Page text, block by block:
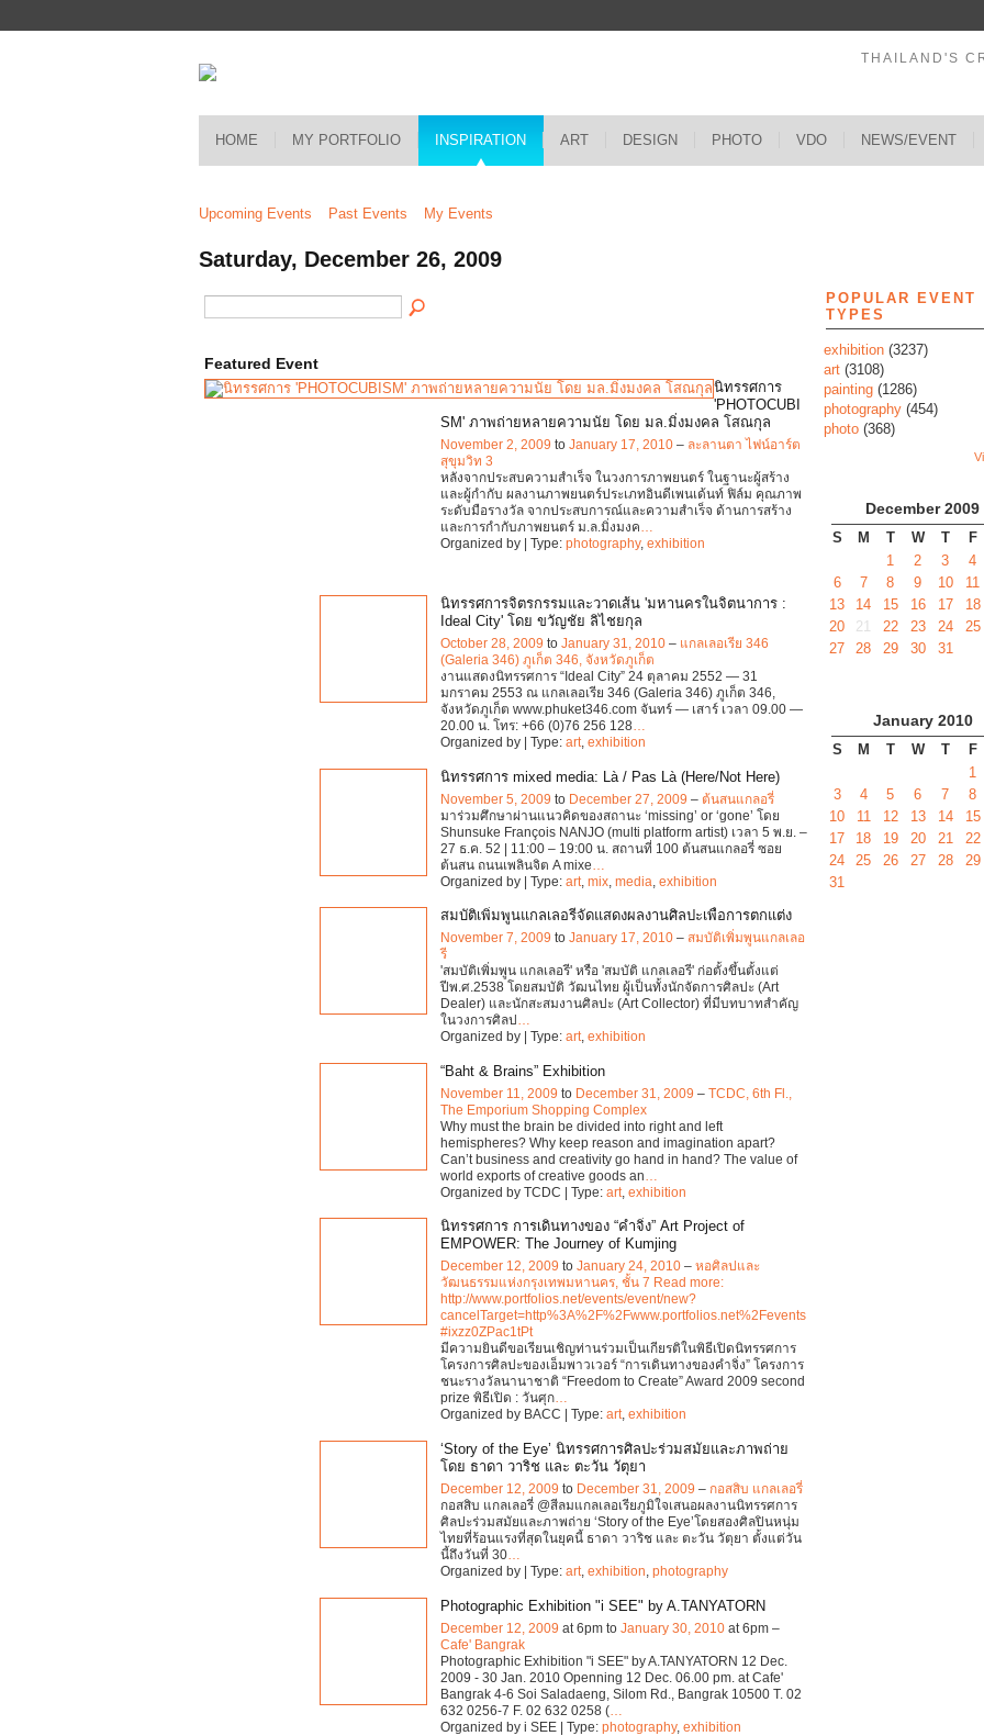
THAILAND'S
HOME MY PORTFOLIO INSPIRATION ART DESIGN PHOTO VDO NEWS/EVENT
Upcoming Events Past Events My Events
Saturday, December 26, 2009
Featured Event
นิทรรศการ
'PHOTOCUBI
SM' ภาพถ่ายหลายความนัย โดย มล.มิ่งมงคล โสณกุล
November 2, 2009 to January 17, 2010 – ละลานตา ไฟน์อาร์ต
สุขุมวิท 3
หลังจากประสบความสำเร็จ ในวงการภาพยนตร์ ในฐานะผู้สร้าง
และผู้กำกับ ผลงานภาพยนตร์ประเภทอินดีเพนเด้นท์ ฟิล์ม คุณภาพ
ระดับมือรางวัล จากประสบการณ์และความสำเร็จ ด้านการสร้าง
และการกำกับภาพยนตร์ ม.ล.มิ่งมงค
Organized by | Type: photography, exhibition
นิทรรศการจิตรกรรมและวาดเส้น 'มหานครในจิตนาการ :
Ideal City' โดย ขวัญชัย ลิไชยกุล
October 28, 2009 to January 31, 2010 – แกลเลอเรีย 346
(Galeria 346) ภูเก็ต 346, จังหวัดภูเก็ต
งานแสดงนิทรรศการ “Ideal City” 24 ตุลาคม 2552 — 31
มกราคม 2553 ณ แกลเลอเรีย 346 (Galeria 346) ภูเก็ต 346,
จังหวัดภูเก็ต www.phuket346.com จันทร์ — เสาร์ เวลา 09.00 —
20.00 น. โทร: +66 (0)76 256 128…
Organized by | Type: art, exhibition
นิทรรศการ mixed media: Là / Pas Là (Here/Not Here)
November 5, 2009 to December 27, 2009 – ต้นสนแกลอรี่
มาร่วมศึกษาผ่านแนวคิดของสถานะ ‘missing’ or ‘gone’ โดย
Shunsuke François NANJO (multi platform artist) เวลา 5 พ.ย. –
27 ธ.ค. 52 | 11:00 – 19:00 น. สถานที่ 100 ต้นสนแกลอรี่ ซอย
ต้นสน ถนนเพลินจิต A mixe
Organized by | Type: art mix media exhibition
สมบัติเพิ่มพูนแกลเลอรีจัดแสดงผลงานศิลปะเพื่อการตกแต่ง
November 7, 2009 to January 17, 2010 – สมบัติเพิ่มพูนแกลเลอ
รี
'สมบัติเพิ่มพูน แกลเลอรี' หรือ 'สมบัติ แกลเลอรี' ก่อตั้งขึ้นตั้งแต่
ปีพ.ศ.2538 โดยสมบัติ วัฒนไทย ผู้เป็นทั้งนักจัดการศิลปะ (Art
Dealer) และนักสะสมงานศิลปะ (Art Collector) ที่มีบทบาทสำคัญ
ในวงการศิลป …
Organized by | Type: art, exhibition
“Baht & Brains” Exhibition
November 11, 2009 to December 31, 2009 – TCDC, 6th Fl.,
The Emporium Shopping Complex
Why must the brain be divided into right and left
hemispheres? Why keep reason and imagination apart?
Can’t business and creativity go hand in hand? The value of
world exports of creative goods an…
Organized by TCDC | Type: art, exhibition
นิทรรศการ การเดินทางของ “คำจิ่ง” Art Project of
EMPOWER: The Journey of Kumjing
December 12, 2009 to January 24, 2010 – หอศิลปและ
วัฒนธรรมแห่งกรุงเทพมหานคร, ชั้น 7 Read more:
http://www.portfolios.net/events/event/new?
cancelTarget=http%3A%2F%2Fwww.portfolios.net%2Fevents
#ixzz0ZPac1tPt
มีความยินดีขอเรียนเชิญท่านร่วมเป็นเกียรติในพิธีเปิดนิทรรศการ
โครงการศิลปะของเอ็มพาวเวอร์ “การเดินทางของคำจิ่ง” โครงการ
ชนะรางวัลนานาชาติ “Freedom to Create” Award 2009 second
prize พิธีเปิด : วันศุก…
Organized by BACC | Type: art, exhibition
‘Story of the Eye’ นิทรรศการศิลปะร่วมสมัยและภาพถ่าย
โดย ธาดา วาริช และ ตะวัน วัตุยา
December 12, 2009 to December 31, 2009 – กอสสิบ แกลเลอรี่
กอสสิบ แกลเลอรี่ @สีลมแกลเลอเรียภูมิใจเสนอผลงานนิทรรศการ
ศิลปะร่วมสมัยและภาพถ่าย ‘Story of the Eye’โดยสองศิลปินหนุ่ม
ไทยที่ร้อนแรงที่สุดในยุคนี้ ธาดา วาริช และ ตะวัน วัตุยา ตั้งแต่วัน
นี้ถึงวันที่ 30…
Organized by | Type: art, exhibition, photography
Photographic Exhibition "i SEE" by A.TANYATORN
December 12, 2009 at 6pm to January 30, 2010 at 6pm –
Cafe' Bangrak
Photographic Exhibition "i SEE" by A.TANYATORN 12 Dec.
2009 - 30 Jan. 2010 Openning 12 Dec. 06.00 pm. at Cafe'
Bangrak 4-6 Soi Saladaeng, Silom Rd., Bangrak 10500 T. 02
632 0256-7 F. 02 632 0258 (
Organized by i SEE | Type: photography, exhibition
POPULAR EVENT
TYPES
exhibition (3237)
art (3108)
painting (1286)
photography (454)
photo (368)
December 2009
S M T W T F
1
2 3 4
6
7 8 9 10 11
13
14 15 16 17 18
20
21 22 23 24 25
27
28 29 30 31
January 2010
S M T W T F
1
3
4 5 6 7 8
10
11 12 13 14 15
17
18 19 20 21 22
24
25 26 27 28 29
31